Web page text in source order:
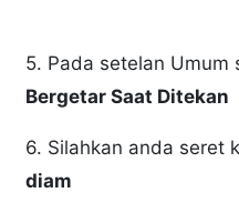
5. Pada setelan Umum
Bergetar Saat Ditekan
6. Silahkan anda seret
diam